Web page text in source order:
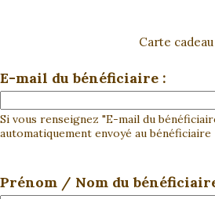
Carte cadeau
E-mail du bénéficiaire :
Si vous renseignez "E-mail du
automatiquement envoyé au bénéficiaire
Prénom / Nom du